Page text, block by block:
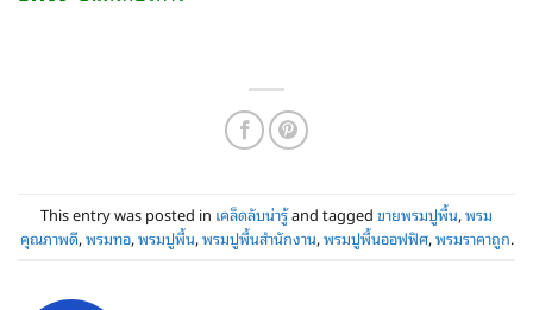
This entry was posted in เคล็ดลับน่ารู้and tagged ขายพรมปูพื้น,พรม
คุณภาพดี,พรมทอ,พรมปูพื้น,พรมปูพื้นสำนักงาน,พรมปูพื้นออฟฟิศ,พรมราคาถูก.